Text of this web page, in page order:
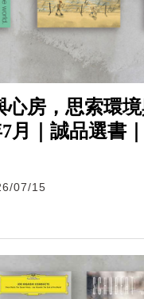
心房，思索環
月｜誠品選書
07/15